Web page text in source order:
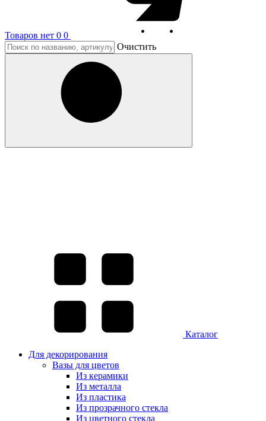
Товаров нет 0 0
Очистить
Каталог
Для декорирования
Вазы для цветов
Из керамики
Из металла
Из пластика
Из прозрачного стекла
Из цветного стекла